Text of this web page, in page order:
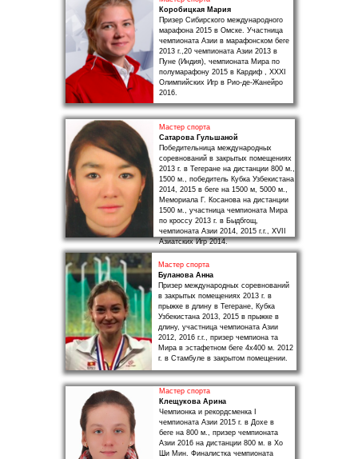
Мастер спорта
Сатарова Гульшаной
Победительница международных
соревнований в закрытых помещениях
2013 г. в Тегеране на дистанции 800 м.,
1500 м., победитель Кубка Узбекистана
2014, 2015 в беге на 1500 м, 5000 м.,
Мемориала Г. Косанова на дистанции
1500 м., участница чемпионата Мира
по кроссу 2013 г. в Быдбгощ,
чемпионата Азии 2014, 2015 г.г., XVII
Азиатских Игр 2014.
Мастер спорта
Буланова Анна
Призер международных соревнований
в закрытых помещениях 2013 г. в
прыжке в длину в Тегеране, Кубка
Узбекистана 2013, 2015 в прыжке в
длину, участница чемпионата Азии
2012, 2016 г.г., призер чемпиона та
Мира в эстафетном беге 4х400 м. 2012
г. в Стамбуле в закрытом помещении.
Коробицкая Мария
Призер Сибирского международного
марафона 2015 в Омске. Участница
чемпионата Азии в марафонском беге
2013 г.,20 чемпионата Азии 2013 в
Пуне (Индия), чемпионата Мира по
полумарафону 2015 в Кардиф , XXXI
Олимпийских Игр в Рио-де-Жанейро
2016.
Мастер спорта
Клещукова Арина
Чемпионка и рекордсменка I
чемпионата Азии 2015 г. в Дохе в
беге на 800 м., призер чемпионата
Азии 2016 на дистанции 800 м. в Хо
Ши Мин. Финалистка чемпионата